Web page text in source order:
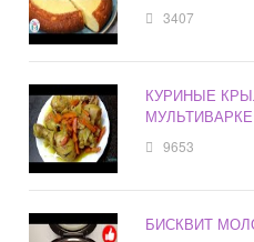
3407
КУРИНЫЕ
МУЛЬТИВАРКЕ
9653
БИСКВИТ